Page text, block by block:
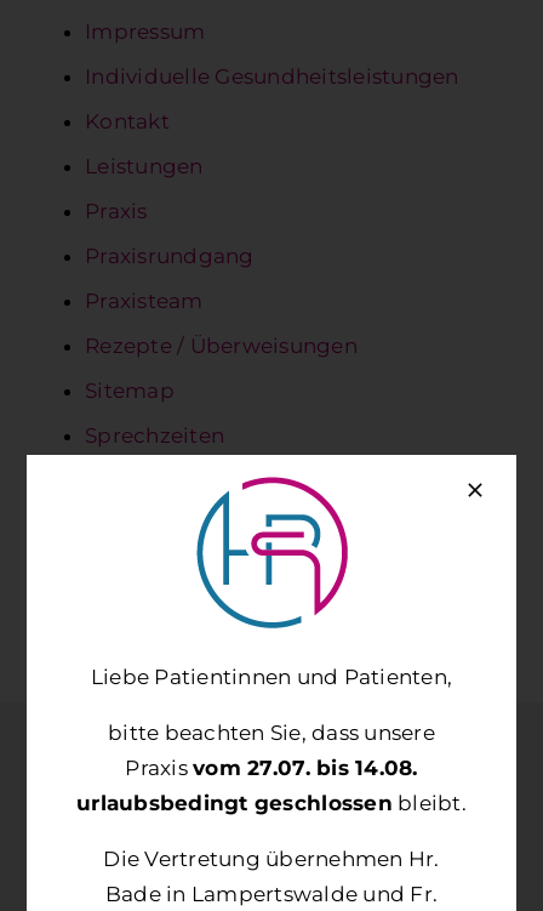
Impressum
Individuelle Gesundheitsleistungen
Kontakt
Leistungen
Praxis
Praxisrundgang
Praxisteam
Rezepte / Überweisungen
Sitemap
Sprechzeiten
Vorsorge/Check Up
Liebe Patientinnen und Patienten,
bitte beachten Sie, dass unsere
Praxisvom 27.07. bis 14.08.
urlaubsbedingt geschlossen bleibt.
Die Vertretung übernehmen Hr.
Bade in Lampertswalde und Fr.